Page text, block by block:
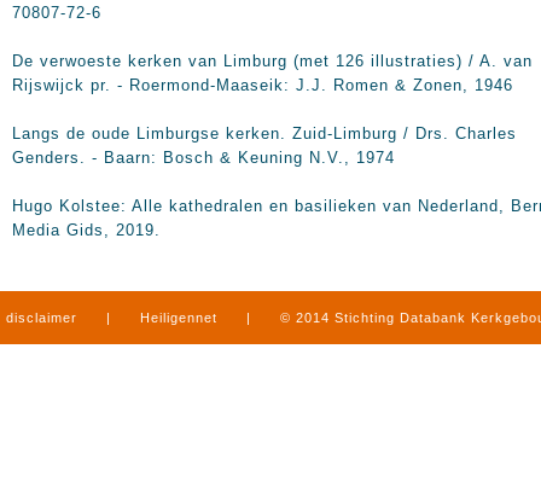
70807-72-6
De verwoeste kerken van Limburg (met 126 illustraties) / A. van
Rijswijck pr. - Roermond-Maaseik: J.J. Romen & Zonen, 1946
Langs de oude Limburgse kerken. Zuid-Limburg / Drs. Charles
Genders. - Baarn: Bosch & Keuning N.V., 1974
Hugo Kolstee: Alle kathedralen en basilieken van Nederland,
Media Gids, 2019.
disclaimer | Heiligennet | © 2014 Stichting Databank